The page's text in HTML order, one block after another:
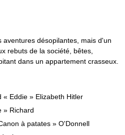
désopilantes, mais d'un
rebuts de la société, bêtes,
dans un appartement crasseux.
« Eddie » Elizabeth Hitler
» Richard
à patates » O'Donnell